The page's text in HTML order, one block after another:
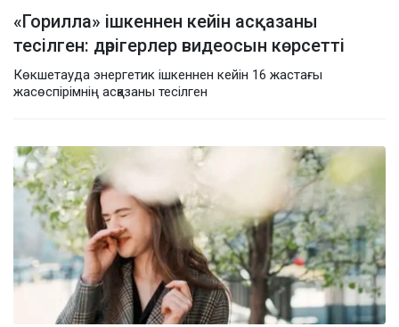
«Горилла» ішкеннен кейін асқазаны
тесілген: дәрігерлер видеосын көрсетті
Көкшетауда энергетик ішкеннен кейін 16 жастағы
жасөспірімнің асқазаны тесілген